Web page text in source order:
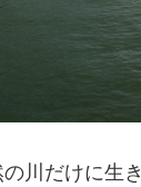
川だけに生